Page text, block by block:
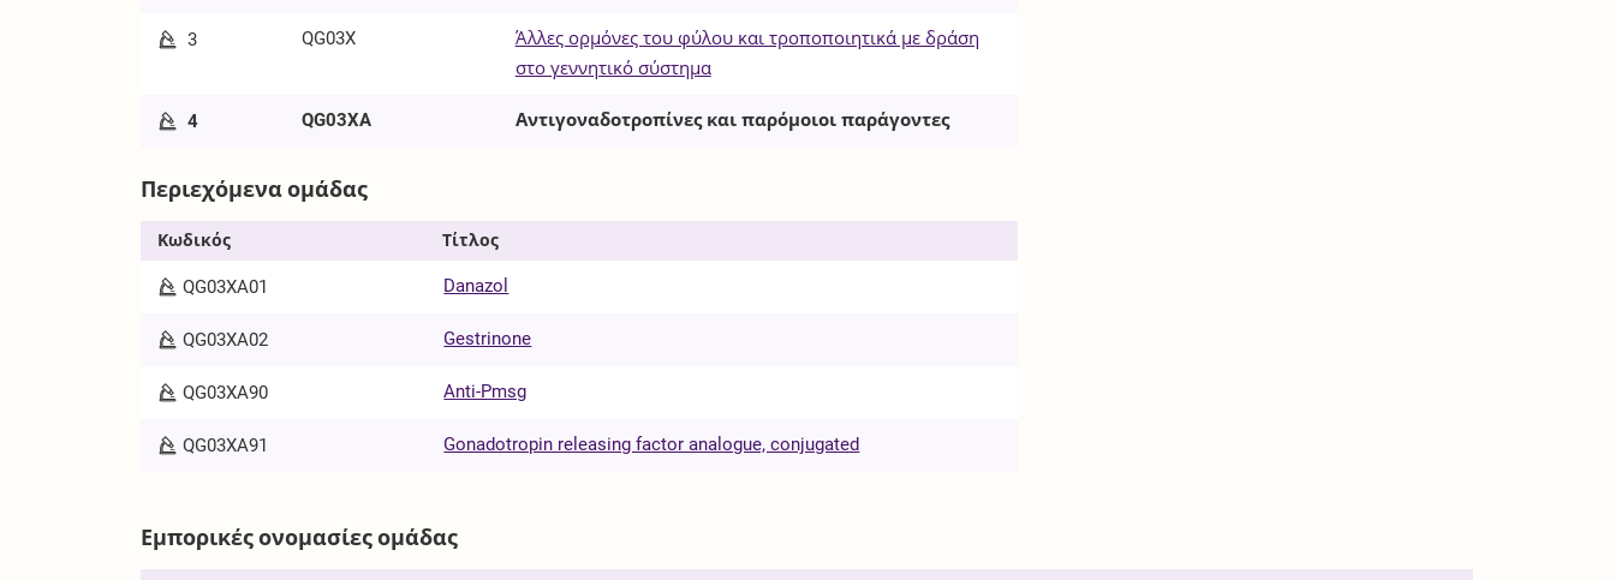
3 QG03X
Άλλες ορμόνες του φύλου και τροποποιητικά με δράση
στο γεννητικό σύστημα
4 QG03XA Αντιγοναδοτροπίνες και παρόμοιοι παράγοντες
Περιεχόμενα ομάδας
Κωδικός Τίτλος
QG03XA01 Danazol
QG03XA02 Gestrinone
QG03XA90 Anti-Pmsg
QG03XA91 Gonadotropin releasing factor analogue, conjugated
Εμπορικές ονομασίες ομάδας